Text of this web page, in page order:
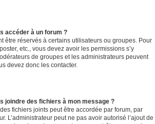
accéder à un forum ?
être réservés à certains utilisateurs ou groupes. Pour
etc., vous devez avoir les permissions s’y
de groupes et les administrateurs peuvent
devez donc les contacter.
joindre des fichiers à mon message ?
fichiers joints peut être accordée par forum, par
L’administrateur peut ne pas avoir autorisé l’ajout de